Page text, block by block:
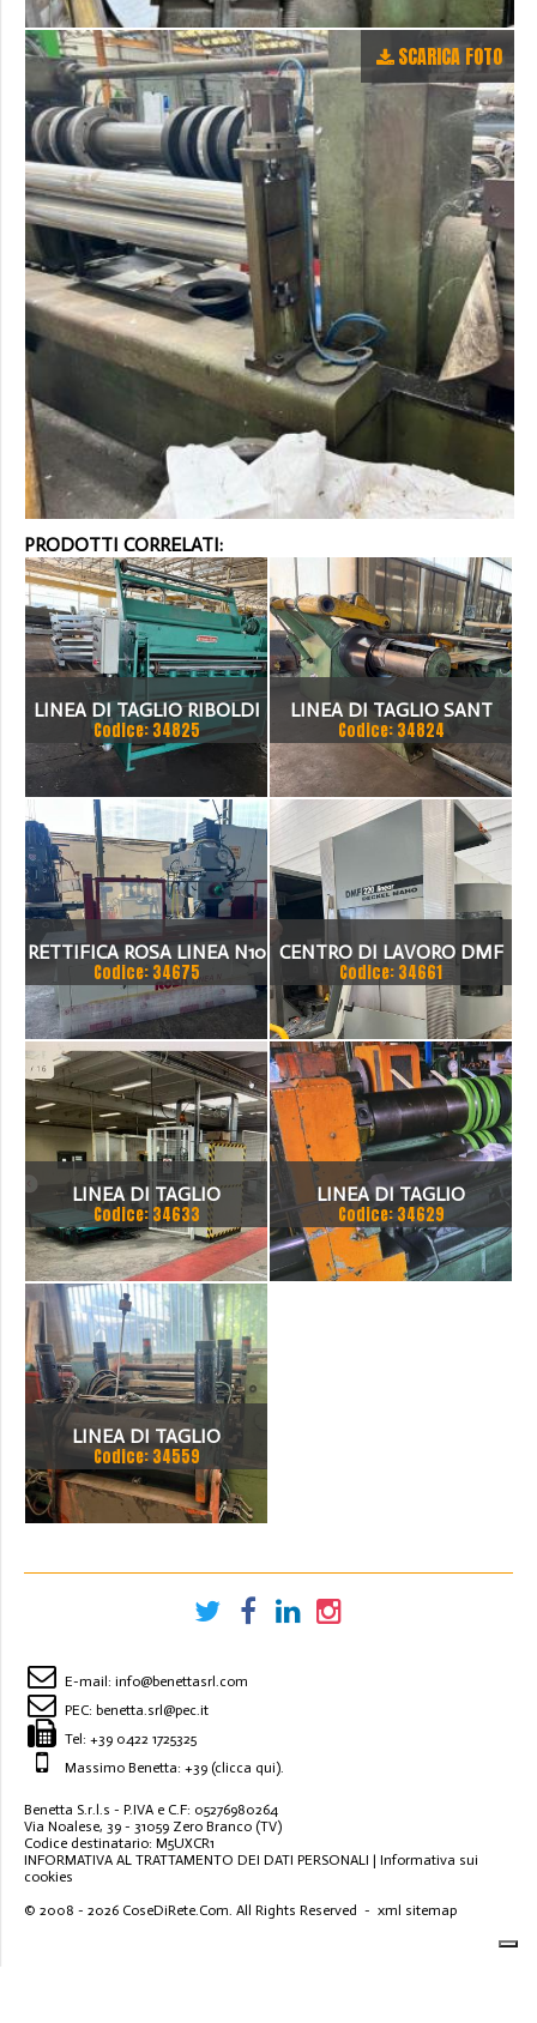
SCARICA FOTO
PRODOTTI CORRELATI:
LINEA DI TAGLIO RIBOLDI
1500 X 2MM
Codice: 34825
LINEA DI TAGLIO SANT
1500 X 3 MM
Codice: 34824
RETTIFICA ROSA LINEA N10
Codice: 34675
CENTRO DI LAVORO DMF
220 LINEAR
Codice: 34661
LINEA DI TAGLIO
COMPLETA
Codice: 34633
LINEA DI TAGLIO
LONGITUDINALE
Codice: 34629
LINEA DI TAGLIO
Codice: 34559
E-mail: info@benettasrl.com
PEC: benetta.srl@pec.it
Tel: +39 0422 1725325
Massimo Benetta: +39 (clicca qui).
Benetta S.r.l.s - P.IVA e C.F: 05276980264
Via Noalese, 39 - 31059 Zero Branco (TV)
Codice destinatario: M5UXCR1
INFORMATIVA AL TRATTAMENTO DEI DATI PERSONALI | Informativa sui
cookies
© 2008 - 2026 CoseDiRete.Com. All Rights Reserved - xml sitemap